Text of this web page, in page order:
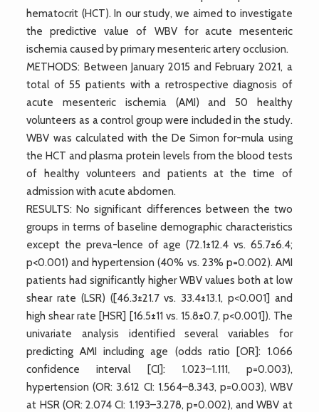
hematocrit (HCT). In our study, we aimed to investigate
the predictive value of WBV for acute mesenteric
ischemia caused by primary mesenteric artery occlusion.
METHODS: Between January 2015 and February 2021, a
total of 55 patients with a retrospective diagnosis of
acute mesenteric ischemia (AMI) and 50 healthy
volunteers as a control group were included in the study.
WBV was calculated with the De Simon for-mula using
the HCT and plasma protein levels from the blood tests
of healthy volunteers and patients at the time of
admission with acute abdomen.
RESULTS: No significant differences between the two
groups in terms of baseline demographic characteristics
except the preva-lence of age (72.1±12.4 vs. 65.7±6.4;
p<0.001) and hypertension (40% vs. 23% p=0.002). AMI
patients had significantly higher WBV values both at low
shear rate (LSR) ([46.3±21.7 vs. 33.4±13.1, p<0.001] and
high shear rate [HSR] [16.5±11 vs. 15.8±0.7, p<0.001]). The
univariate analysis identified several variables for
predicting AMI including age (odds ratio [OR]: 1.066
confidence interval [CI]: 1.023–1.111, p=0.003),
hypertension (OR: 3.612 CI: 1.564–8.343, p=0.003), WBV
at HSR (OR: 2.074 CI: 1.193–3.278, p=0.002), and WBV at